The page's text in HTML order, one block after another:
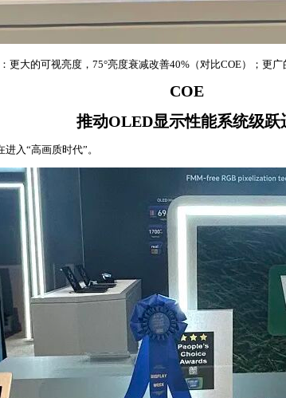
大的可视亮度，75°亮度衰减改善40%（对比COE）；更
COE
推动OLED显示性能系统级跃
入“高画质时代”。